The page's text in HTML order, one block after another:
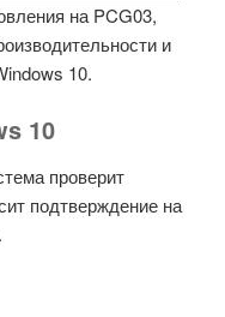
на PCG03,
и
10.
10
проверит
подтверждение на